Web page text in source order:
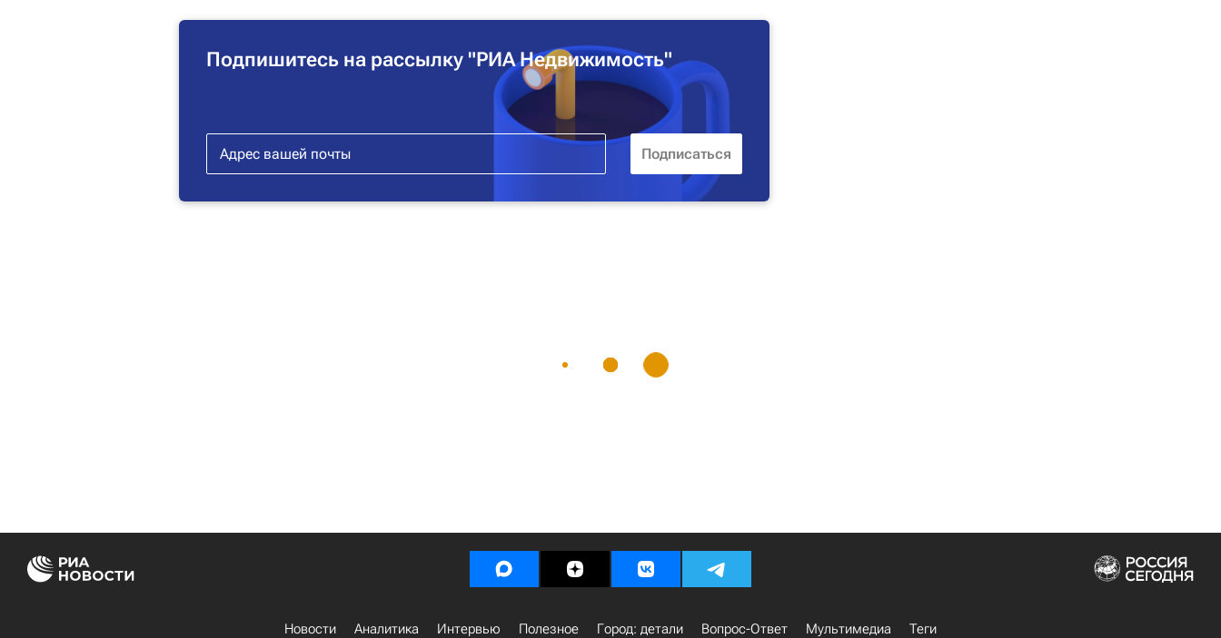
Подпишитесь на рассылку "РИА Недвижимость"
Новости Аналитика Интервью Полезное Город: детали Вопрос-Ответ Мультимедиа Теги